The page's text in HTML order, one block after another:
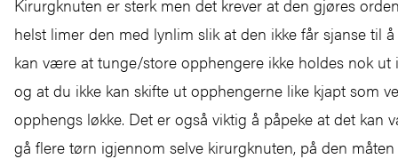
Kirurgknuten er sterk men det krever at den gjøres
helst limer den med lynlim slik at den ikke får sjanse til
kan være at tunge/store opphengere ikke holdes nok ut
og at du ikke kan skifte ut opphengerne like kjapt som
opphengs løkke. Det er også viktig å påpeke at det kan
gå flere tørn igjennom selve kirurgknuten, på den